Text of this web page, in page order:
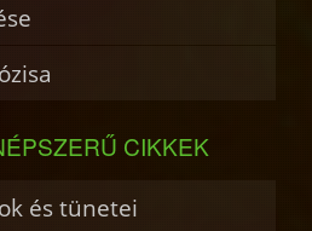
CIKKEK
és tünetei